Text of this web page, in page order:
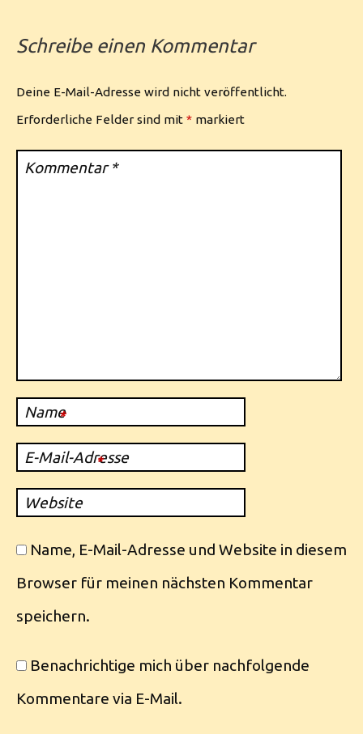
Schreibe einen Kommentar
Deine E-Mail-Adresse wird nicht veröffentlicht.
Erforderliche Felder sind mit * markiert
Kommentar*
Name
*
E-Mail-Adresse
*
Website
Name, E-Mail-Adresse und Website in diesem
Browser für meinen nächsten Kommentar
speichern.
Benachrichtige mich über nachfolgende
Kommentare via E-Mail.